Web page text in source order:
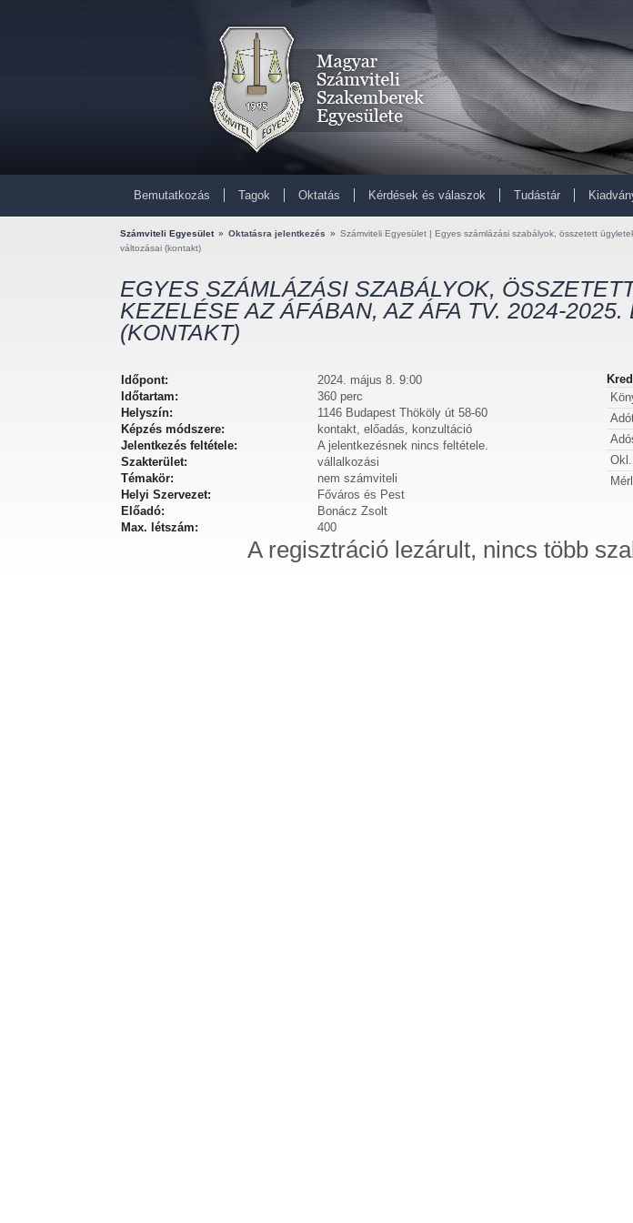
Bemutatkozás Tagok Oktatás Kérdések és válaszok Tudástár
Számviteli Egyesület » Oktatásra jelentkezés » Számviteli Egyesület | Egyes számlázási szabályok, összetett
változásai (kontakt)
EGYES SZÁMLÁZÁSI SZABÁLYOK,
KEZELÉSE AZ ÁFÁBAN, AZ ÁFA TV. 2024-2025.
(KONTAKT)
Időpont:
2024. május 8. 9:00
Időtartam:
360 perc
Helyszín:
1146 Budapest Thököly út 58-60
Képzés módszere:
kontakt, előadás, konzultáció
Jelentkezés feltétele:
A jelentkezésnek nincs feltétele.
Szakterület:
vállalkozási
Témakör:
nem számviteli
Helyi Szervezet:
Főváros és Pest
Előadó:
Bonácz Zsolt
Max. létszám:
400
A regisztráció lezárult, nincs több